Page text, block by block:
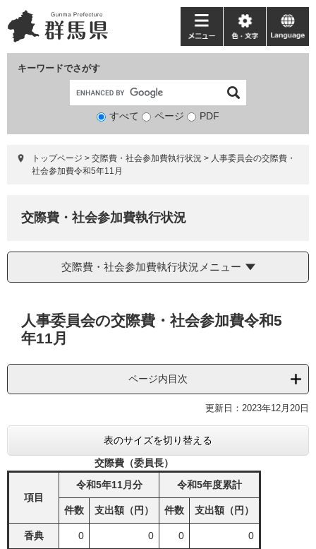
ー
ジ
ニ
ュ
て
キーワードでさがす
検
象
すべて ページ PDF
メ
ニ
ー
色・
文
language
トップページ > 交際費・社会参加費執行状況 > 人事委員会の交際費・
社会参加費令和5年11月
交際費・社会参加費執行状況
交際費・社会参加費執行状況メニュー
人事委員会の交際費・社会参加費令和5
年11月
ページ内目次
更新日：2023年12月20日
表のサイズを切り替える
交際費（委員長）
項目
令和5年11月分 令和5年度累計
件数 支出額（円） 件数 支出額（円）
香典 0 0 0 0